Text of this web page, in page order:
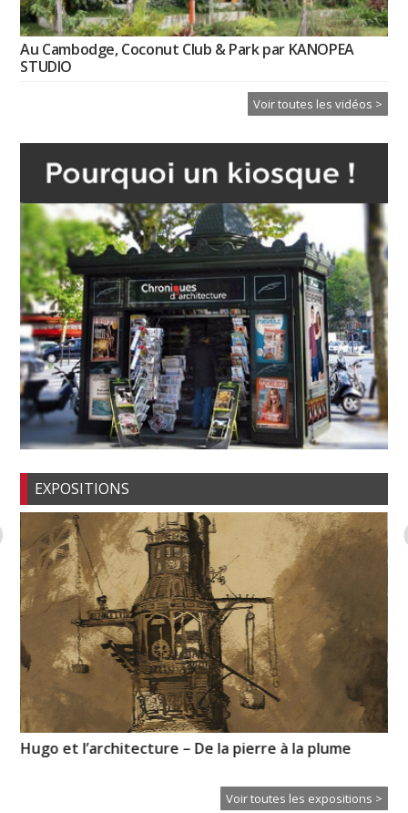
Au Cambodge, Coconut Club & Park par KANOPEA
STUDIO
Voir toutes les vidéos >
EXPOSITIONS
Hugo et l’architecture – De la pierre à la plume
Voir toutes les expositions >